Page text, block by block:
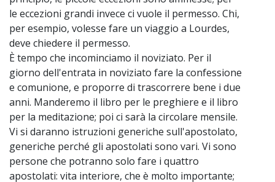
le eccezioni grandi invece ci vuole il permesso. Chi,
per esempio, volesse fare un viaggio a Lourdes,
deve chiedere il permesso.
È tempo che incominciamo il noviziato. Per il
giorno dell'entrata in noviziato fare la confessione
e comunione, e proporre di trascorrere bene i due
anni. Manderemo il libro per le preghiere e il libro
per la meditazione; poi ci sarà la circolare mensile.
Vi si daranno istruzioni generiche sull'apostolato,
generiche perché gli apostolati sono vari. Vi sono
persone che potranno solo fare i quattro
apostolati: vita interiore, che è molto importante;